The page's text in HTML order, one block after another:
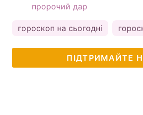
пророчий дар
гороскоп на сьогодні
ПІДТРИМАЙТЕ